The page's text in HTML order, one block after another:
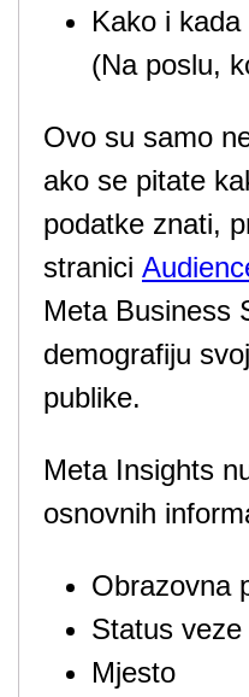
Kako i
(Na poslu,
Ovo su samo
ako se pitate
podatke znati,
stranici
Meta Business
demografiju
publike.
Meta Insights
osnovnih
Obrazovna
Status veze
Mjesto